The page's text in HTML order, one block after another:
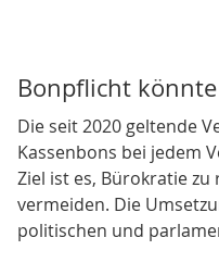
Bonpflicht
Die seit 2020 geltende
Kassenbons bei jedem
Ziel ist es, Bürokratie
vermeiden. Die
politischen und